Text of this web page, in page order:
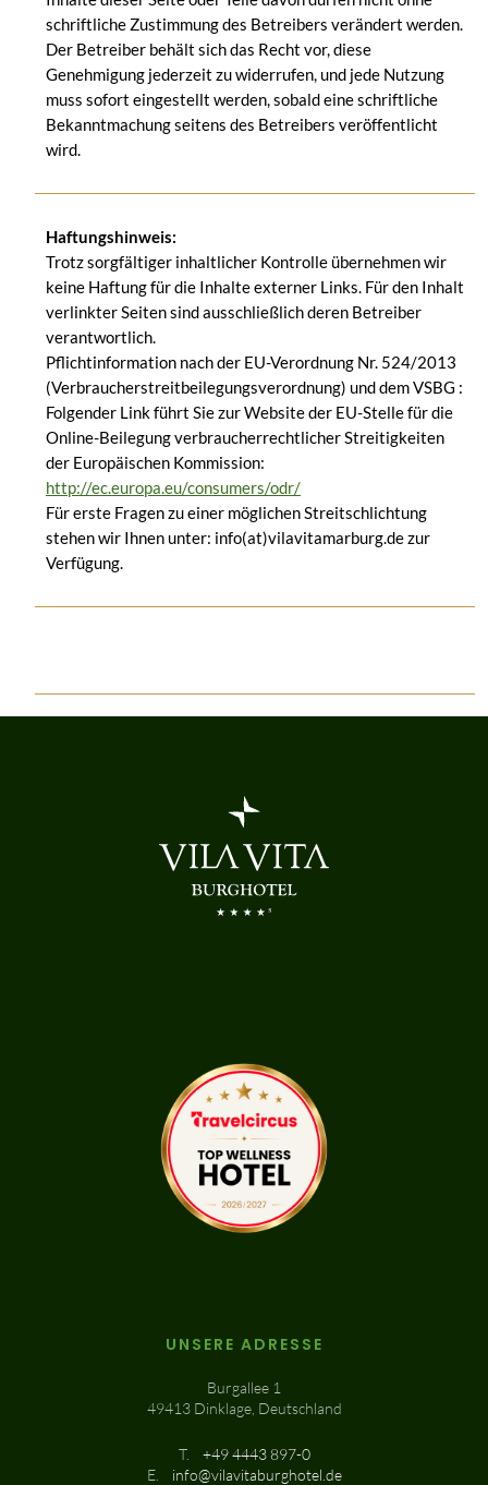
schriftliche Zustimmung des Betreibers verändert werden.
Der Betreiber behält sich das Recht vor, diese
Genehmigung jederzeit zu widerrufen, und jede Nutzung
muss sofort eingestellt werden, sobald eine schriftliche
Bekanntmachung seitens des Betreibers veröffentlicht
wird.
Haftungshinweis:
Trotz sorgfältiger inhaltlicher Kontrolle übernehmen wir
keine Haftung für die Inhalte externer Links. Für den Inhalt
verlinkter Seiten sind ausschließlich deren Betreiber
verantwortlich.
Pflichtinformation nach der EU-Verordnung Nr. 524/2013
(Verbraucherstreitbeilegungsverordnung) und dem VSBG :
Folgender Link führt Sie zur Website der EU-Stelle für die
Online-Beilegung verbraucherrechtlicher Streitigkeiten
der Europäischen Kommission:
http://ec.europa.eu/consumers/odr/
Für erste Fragen zu einer möglichen Streitschlichtung
stehen wir Ihnen unter: info(at)vilavitamarburg.de zur
Verfügung.
UNSERE ADRESSE
Burgallee 1
49413 Dinklage, Deutschland
T.
+49 4443 897-0
E.
info@vilavitaburghotel.de